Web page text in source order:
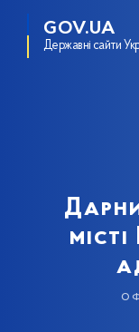
GOV.UA
Державні сайти